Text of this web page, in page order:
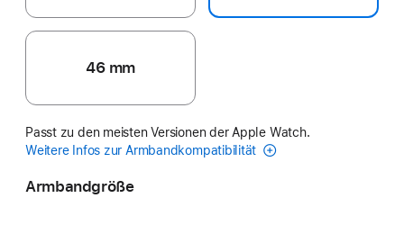
46 mm
Passt zu den meisten Versionen der Apple Watch.
Weitere Infos zur Armbandkompatibilität
Armbandgröße